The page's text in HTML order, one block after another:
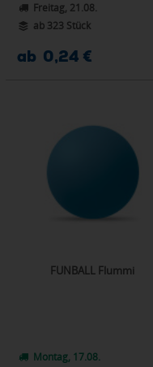
Freitag, 21.08.
ab 323 Stück
ab 0,24 €
FUNBALL Flummi
Montag, 17.08.